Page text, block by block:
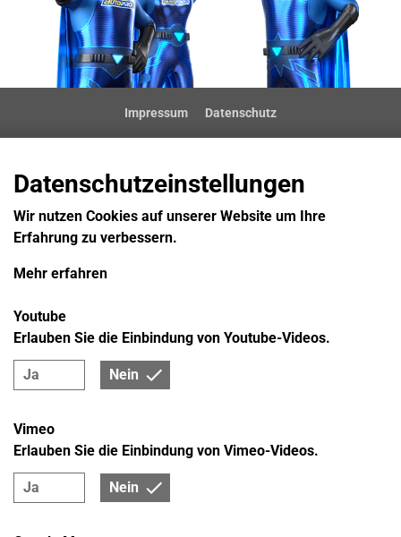
Impressum Datenschutz
Datenschutzeinstellungen
Wir nutzen Cookies auf unserer Website um Ihre
Erfahrung zu verbessern.
Mehr erfahren
Ja Nein
Youtube
Erlauben Sie die Einbindung von Youtube-Videos.
Ja Nein
Vimeo
Erlauben Sie die Einbindung von Vimeo-Videos.